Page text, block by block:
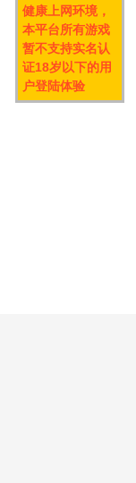
健康上网环境，
本平台所有游戏
暂不支持实名认
证18岁以下的用
户登陆体验